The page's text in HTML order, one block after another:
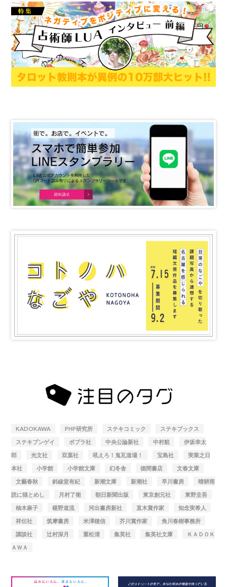
KADOKAWA PHP研究所 ステキコミック
ステキブックス
ステキブンゲイ
ポプラ社 中央公論新社 中村航
伊坂幸太
郎
光文社 双葉社 吼えろ！鬼瓦道場！ 宝島社
実業之日
本社
小学館 小学館文庫 幻冬舎 徳間書店
文春文庫
文藝春秋
斜線堂有紀 新潮文庫 新潮社 早川書房
晴耕雨
読に猫とめし
月村了衛 朝日新聞出版 東京創元社
東野圭吾
柚木麻子
椹野道流 河出書房新社 直木賞作家
知念実希人
祥伝社
筑摩書房 米澤穂信 芥川賞作家
角川春樹事務所
講談社
辻村深月 重松清 集英社 集英社文庫
ＫＡＤＯＫ
ＡＷＡ